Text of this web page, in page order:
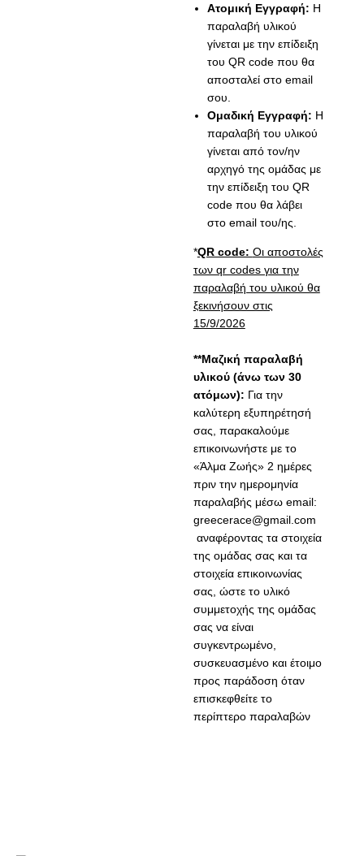
Ατομική Εγγραφή: Η
παραλαβή υλικού
γίνεται με την επίδειξη
του QR code που θα
αποσταλεί στο email
σου.
Ομαδική Εγγραφή: Η
παραλαβή του υλικού
γίνεται από τον/ην
αρχηγό της ομάδας με
την επίδειξη του QR
code που θα λάβει
στο email του/ης.
*QR code: Οι αποστολές
των qr codes για την
παραλαβή του υλικού θα
ξεκινήσουν στις
15/9/2026
**Μαζική παραλαβή
υλικού (άνω των 30
ατόμων): Για την
καλύτερη εξυπηρέτησή
σας, παρακαλούμε
επικοινωνήστε με το
«Άλμα Ζωής» 2 ημέρες
πριν την ημερομηνία
παραλαβής μέσω email:
greecerace@gmail.com
αναφέροντας τα στοιχεία
της ομάδας σας και τα
στοιχεία επικοινωνίας
σας, ώστε το υλικό
συμμετοχής της ομάδας
σας να είναι
συγκεντρωμένο,
συσκευασμένο και έτοιμο
προς παράδοση όταν
επισκεφθείτε το
περίπτερο παραλαβών